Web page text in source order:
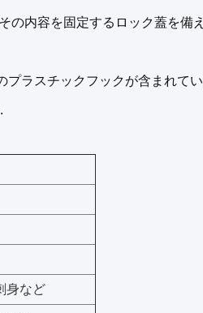
の内容を固定するロック蓋を備
ラスチックフックが含まれて
身など